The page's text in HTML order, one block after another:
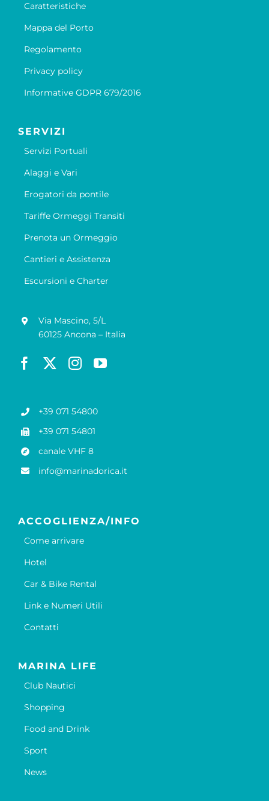
Caratteristiche
Mappa del Porto
Regolamento
Privacy policy
Informative GDPR 679/2016
SERVIZI
Servizi Portuali
Alaggi e Vari
Erogatori da pontile
Tariffe Ormeggi Transiti
Prenota un Ormeggio
Cantieri e Assistenza
Escursioni e Charter
Via Mascino, 5/L
60125 Ancona – Italia
+39 071 54800
+39 071 54801
canale VHF 8
info@marinadorica.it
ACCOGLIENZA/INFO
Come arrivare
Hotel
Car & Bike Rental
Link e Numeri Utili
Contatti
MARINA LIFE
Club Nautici
Shopping
Food and Drink
Sport
News